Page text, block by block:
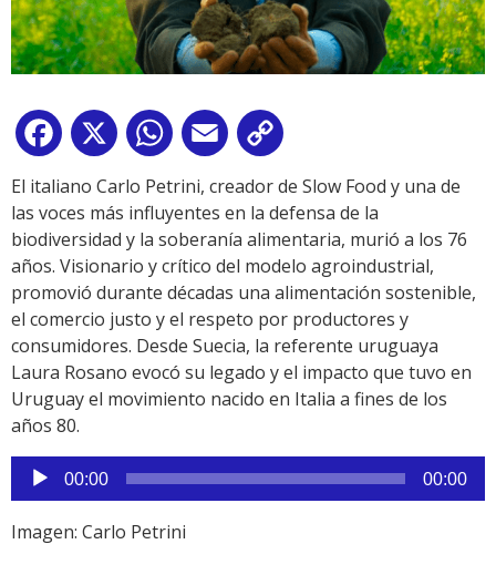
Facebook
X WhatsApp
Email
Link
El italiano Carlo Petrini, creador de Slow Food y una de
las voces más influyentes en la defensa de la
biodiversidad y la soberanía alimentaria, murió a los 76
años. Visionario y crítico del modelo agroindustrial,
promovió durante décadas una alimentación sostenible,
el comercio justo y el respeto por productores y
consumidores. Desde Suecia, la referente uruguaya
Laura Rosano evocó su legado y el impacto que tuvo en
Uruguay el movimiento nacido en Italia a fines de los
años 80.
Reproductor
de
audio
00:00 00:00
Imagen: Carlo Petrini